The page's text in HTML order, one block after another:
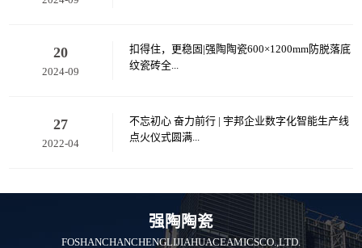
20
2024-09
扣得住，更稳固|强陶陶瓷600×1200mm防脱落底
纹瓷砖全...
27
2022-04
不忘初心 奋力前行 | 宇邦企业数字化智能生产线
点火仪式圆满...
强陶陶瓷
FOSHANCHANCHENGLIJIAHUACEAMICSCO.,LTD.